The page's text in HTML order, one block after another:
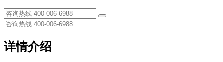
详情介绍